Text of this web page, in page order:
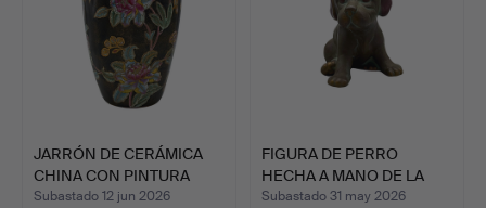
JARRÓN DE CERÁMICA
CHINA CON PINTURA
FLORA…
Subastado 12 jun 2026
FIGURA DE PERRO
HECHA A MANO DE LA
MARCA G…
Subastado 31 may 2026